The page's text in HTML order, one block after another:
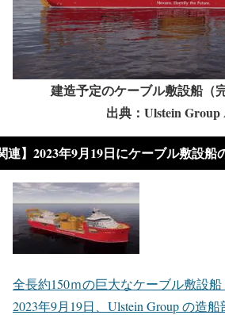
建造予定のケーブル敷設船（
出典：Ulstein Group
連】2023年9月19日にケーブル敷設
全長約150ｍの巨大なケーブル敷設
2023年9月19日、Ulstein Group の造